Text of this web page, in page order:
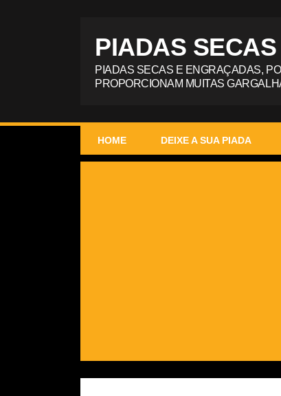
PIADAS SECAS
PIADAS SECAS E ENGRAÇADAS,
PROPORCIONAM MUITAS
HOME DEIXE A SUA PIADA